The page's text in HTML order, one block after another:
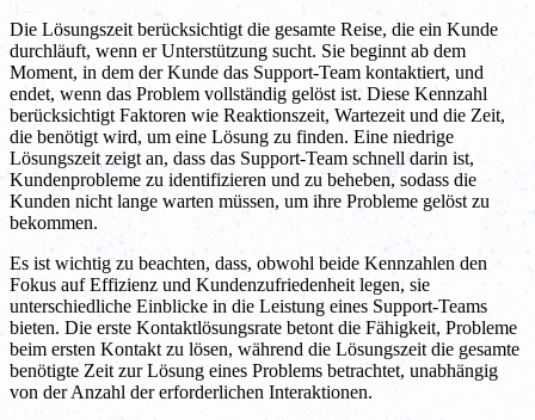
Die Lösungszeit berücksichtigt die gesamte Reise, die ein Kunde
durchläuft, wenn er Unterstützung sucht. Sie beginnt ab dem
Moment, in dem der Kunde das Support-Team kontaktiert, und
endet, wenn das Problem vollständig gelöst ist. Diese Kennzahl
berücksichtigt Faktoren wie Reaktionszeit, Wartezeit und die Zeit,
die benötigt wird, um eine Lösung zu finden. Eine niedrige
Lösungszeit zeigt an, dass das Support-Team schnell darin ist,
Kundenprobleme zu identifizieren und zu beheben, sodass die
Kunden nicht lange warten müssen, um ihre Probleme gelöst zu
bekommen.
Es ist wichtig zu beachten, dass, obwohl beide Kennzahlen den
Fokus auf Effizienz und Kundenzufriedenheit legen, sie
unterschiedliche Einblicke in die Leistung eines Support-Teams
bieten. Die erste Kontaktlösungsrate betont die Fähigkeit, Probleme
beim ersten Kontakt zu lösen, während die Lösungszeit die gesamte
benötigte Zeit zur Lösung eines Problems betrachtet, unabhängig
von der Anzahl der erforderlichen Interaktionen.